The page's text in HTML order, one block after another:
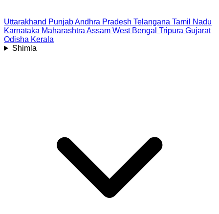
Uttarakhand PunjabAndhra Pradesh Telangana Tamil Nadu
Karnataka Maharashtra Assam West Bengal Tripura Gujarat
Odisha Kerala
Shimla